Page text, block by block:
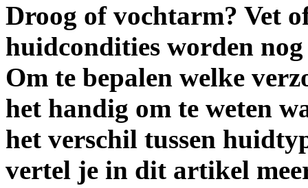
Droog of vochtarm? Vet
huidcondities worden
Om te bepalen welke
het handig om te weten
het verschil tussen
vertel je in dit artikel